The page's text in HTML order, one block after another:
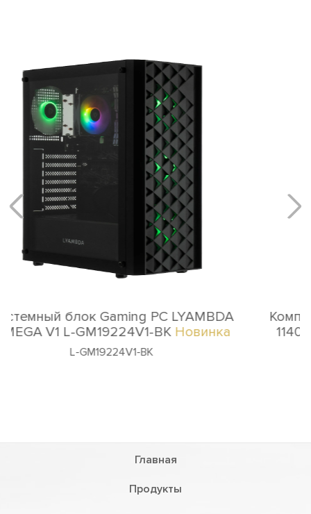
Компьютер, Office PC LYAMBDA L-OFC i5-
11400/16Gb/480Gb (L-OFC13023-BK-MP)
Чёрный
Главная
Продукты